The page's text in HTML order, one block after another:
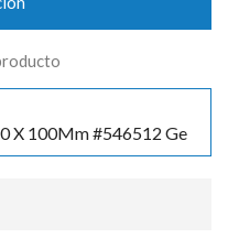
X 100Mm #546512 Ge